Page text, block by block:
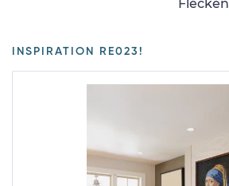
Flecken
INSPIRATION RE023!